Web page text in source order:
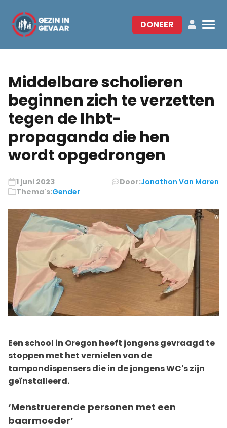
DONEER
Middelbare scholieren
beginnen zich te verzetten
tegen de lhbt-
propaganda die hen
wordt opgedrongen
1 juni 2023 Door:Jonathon Van Maren
Thema's:Gender
Een school in Oregon heeft jongens gevraagd te
stoppen met het vernielen van de
tampondispensers die in de jongens WC's zijn
geïnstalleerd.
‘Menstruerende personen met een
baarmoeder’